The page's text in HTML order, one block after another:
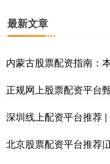
最新文章
内蒙古股票配资指南：
正规网上股票配资平台
深圳线上配资平台推荐 |
北京股票配资平台推荐|